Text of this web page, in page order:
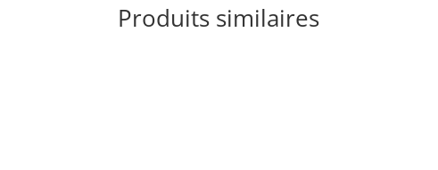
Produits similaires